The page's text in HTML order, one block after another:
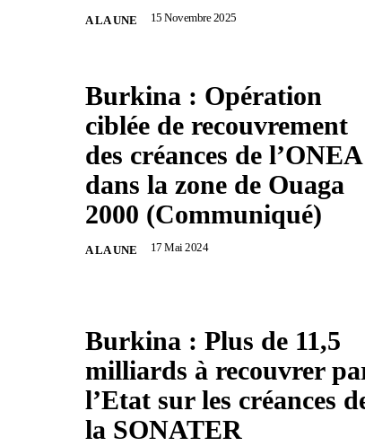
A LA UNE 15 Novembre 2025
Burkina : Opération
ciblée de recouvrement
des créances de l’ONEA
dans la zone de Ouaga
2000 (Communiqué)
A LA UNE 17 Mai 2024
Burkina : Plus de 11,5
milliards à recouvrer
l’Etat sur les créances
la SONATER